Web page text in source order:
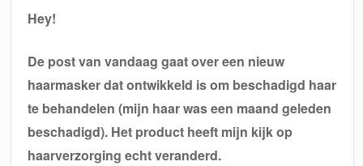
Hey!
De post van vandaag gaat over een nieuw
haarmasker dat ontwikkeld is om beschadigd haar
te behandelen (mijn haar was een maand geleden
beschadigd). Het product heeft mijn kijk op
haarverzorging echt veranderd.